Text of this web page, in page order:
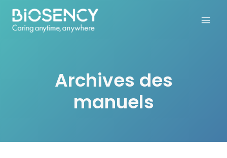
Aller
contenu
Archives des
manuels